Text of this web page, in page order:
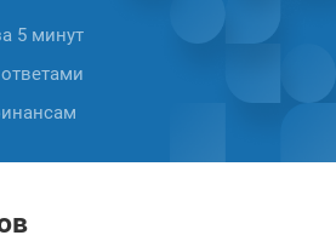
5 минут